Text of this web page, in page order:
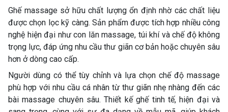
Ghế massage sở hữu chất lượng ổn định nhờ các chất liệu
được chọn lọc kỹ càng. Sản phẩm được tích hợp nhiều công
nghệ hiện đại như con lăn massage, túi khí và chế độ không
trọng lực, đáp ứng nhu cầu thư giãn cơ bản hoặc chuyên sâu
hơn ở dòng cao cấp.
Người dùng có thể tùy chỉnh và lựa chọn chế độ massage
phù hợp với nhu cầu cá nhân từ thư giãn nhẹ nhàng đến các
bài massage chuyên sâu. Thiết kế ghế tinh tế, hiện đại và